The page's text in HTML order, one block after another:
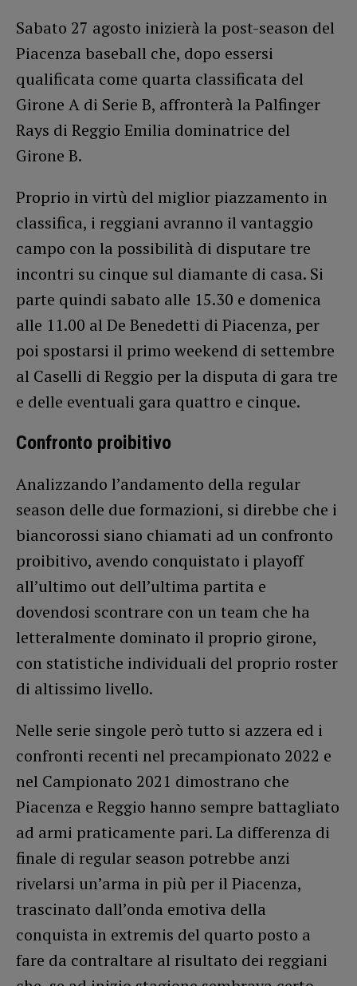
Sabato 27 agosto inizierà la post-season del
Piacenza baseball che, dopo essersi
qualificata come quarta classificata del
Girone A di Serie B, affronterà la Palfinger
Rays di Reggio Emilia dominatrice del
Girone B.
Proprio in virtù del miglior piazzamento in
classifica, i reggiani avranno il vantaggio
campo con la possibilità di disputare tre
incontri su cinque sul diamante di casa. Si
parte quindi sabato alle 15.30 e domenica
alle 11.00 al De Benedetti di Piacenza, per
poi spostarsi il primo weekend di settembre
al Caselli di Reggio per la disputa di gara tre
e delle eventuali gara quattro e cinque.
Confronto proibitivo
Analizzando l’andamento della regular
season delle due formazioni, si direbbe che i
biancorossi siano chiamati ad un confronto
proibitivo, avendo conquistato i playoff
all’ultimo out dell’ultima partita e
dovendosi scontrare con un team che ha
letteralmente dominato il proprio girone,
con statistiche individuali del proprio roster
di altissimo livello.
Nelle serie singole però tutto si azzera ed i
confronti recenti nel precampionato 2022 e
nel Campionato 2021 dimostrano che
Piacenza e Reggio hanno sempre battagliato
ad armi praticamente pari. La differenza di
finale di regular season potrebbe anzi
rivelarsi un’arma in più per il Piacenza,
trascinato dall’onda emotiva della
conquista in extremis del quarto posto a
fare da contraltare al risultato dei reggiani